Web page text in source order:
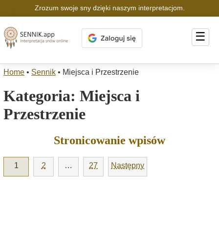
Zrozum swoje sny dzięki naszym interpretacjom.
☰
Home • Sennik • Miejsca i Przestrzenie
Kategoria: Miejsca i
Przestrzenie
Stronicowanie wpisów
1 2 … 27 Następny